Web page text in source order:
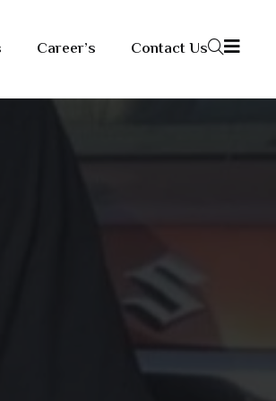
Career’s Contact Us